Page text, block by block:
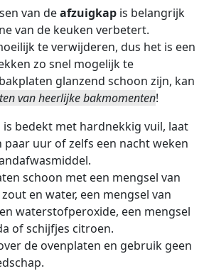
van deafzuigkap is belangrijk
van de keuken verbetert.
te verwijderen, dus het is een
zo snel mogelijk te
glanzend schoon zijn, kan
van heerlijke bakmomenten!
is bedekt met hardnekkig vuil, laat
paar uur of zelfs een nacht weken
schoon met een mengsel van
en water, een mengsel van
waterstofperoxide, een mengsel
of schijfjes citroen.
de ovenplaten en gebruik geen